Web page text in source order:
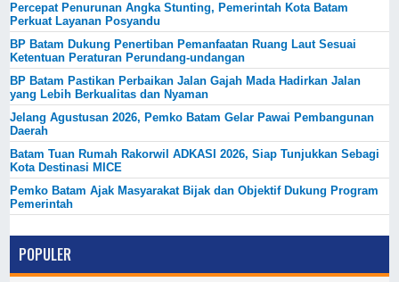
Percepat Penurunan Angka Stunting, Pemerintah Kota Batam
Perkuat Layanan Posyandu
BP Batam Dukung Penertiban Pemanfaatan Ruang Laut Sesuai
Ketentuan Peraturan Perundang-undangan
BP Batam Pastikan Perbaikan Jalan Gajah Mada Hadirkan Jalan
yang Lebih Berkualitas dan Nyaman
Jelang Agustusan 2026, Pemko Batam Gelar Pawai Pembangunan
Daerah
Batam Tuan Rumah Rakorwil ADKASI 2026, Siap Tunjukkan Sebagi
Kota Destinasi MICE
Pemko Batam Ajak Masyarakat Bijak dan Objektif Dukung Program
Pemerintah
POPULER